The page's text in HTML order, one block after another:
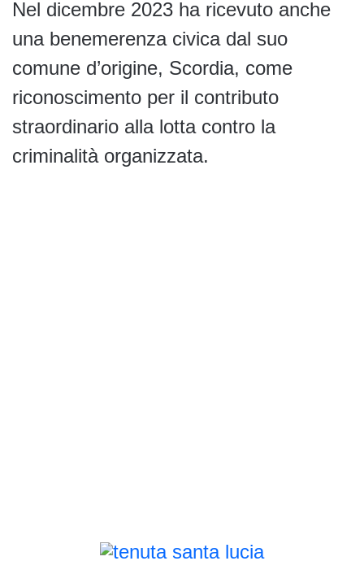
Nel dicembre 2023 ha ricevuto anche
una benemerenza civica dal suo
comune d’origine, Scordia, come
riconoscimento per il contributo
straordinario alla lotta contro la
criminalità organizzata.